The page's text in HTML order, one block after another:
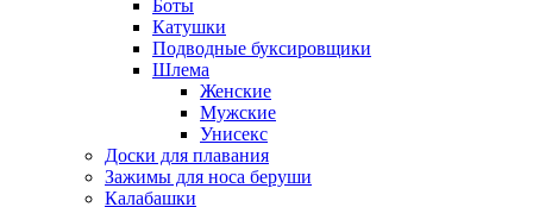
Боты
Катушки
Подводные буксировщики
Шлема
Женские
Мужские
Унисекс
Доски для плавания
Зажимы для носа беруши
Калабашки